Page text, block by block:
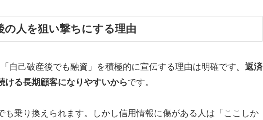
の人を狙い撃ちにする理由
自己破産後でも融資」を積極的に宣伝する理由は明確です。 返済
ける長期顧客になりやすいからです。
も乗り換えられます。しかし信用情報に傷がある人は「ここしか